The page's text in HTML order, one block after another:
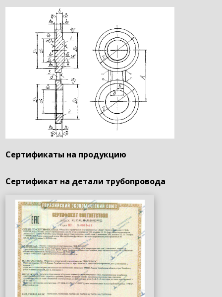
Сертификаты на продукцию
Сертификат на детали трубопровода